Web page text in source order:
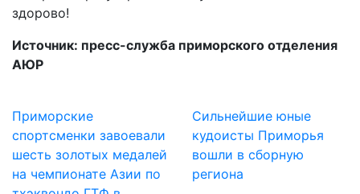
здорово!
Источник: пресс-служба приморского отделения
АЮР
Приморские
спортсменки завоевали
шесть золотых медалей
на чемпионате Азии по
Сильнейшие юные
кудоисты Приморья
вошли в сборную
региона